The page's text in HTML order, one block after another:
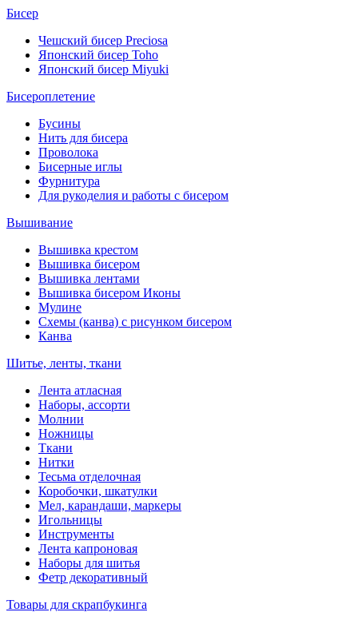
Бисер
Чешский бисер Preciosa
Японский бисер Toho
Японский бисер Miyuki
Бисероплетение
Бусины
Нить для бисера
Проволока
Бисерные иглы
Фурнитура
Для рукоделия и работы с бисером
Вышивание
Вышивка крестом
Вышивка бисером
Вышивка лентами
Вышивка бисером Иконы
Мулине
Схемы (канва) с рисунком бисером
Канва
Шитье, ленты, ткани
Лента атласная
Наборы, ассорти
Молнии
Ножницы
Ткани
Нитки
Тесьма отделочная
Коробочки, шкатулки
Мел, карандаши, маркеры
Игольницы
Инструменты
Лента капроновая
Наборы для шитья
Фетр декоративный
Товары для скрапбукинга